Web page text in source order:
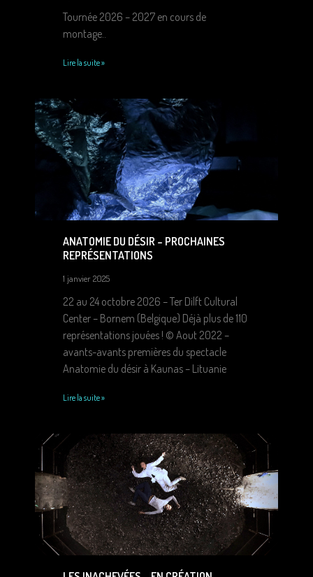
Tournée 2026 – 2027 en cours de
montage..
Lire la suite »
ANATOMIE DU DÉSIR – PROCHAINES
REPRÉSENTATIONS
1 janvier 2025
22 au 24 octobre 2026 – Ter Dilft Cultural
Center – Bornem (Belgique) Déjà plus de 110
représentations jouées ! © Aout 2022 –
avants-avants premières du spectacle
Anatomie du désir à Kaunas – Lituanie
Lire la suite »